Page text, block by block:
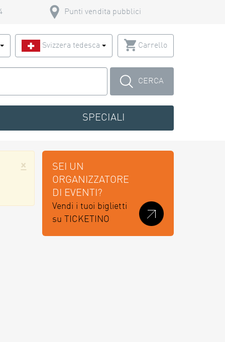
Punti vendita pubblici
Svizzera tedesca Carrello
CERCA
SPECIALI
×
SEI UN
ORGANIZZATORE
DI EVENTI?
Vendi i tuoi biglietti
su TICKETINO